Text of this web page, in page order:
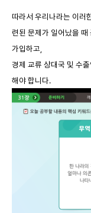
따라서 우리나라는 이러
련된 문제가 일어났을
가입하고,
경제 교류 상대국 및 수
해야 합니다.